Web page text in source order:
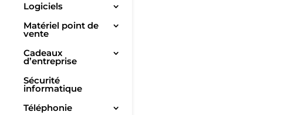
Logiciels
Matériel point de
vente
Cadeaux
d’entreprise
Sécurité
informatique
Téléphonie